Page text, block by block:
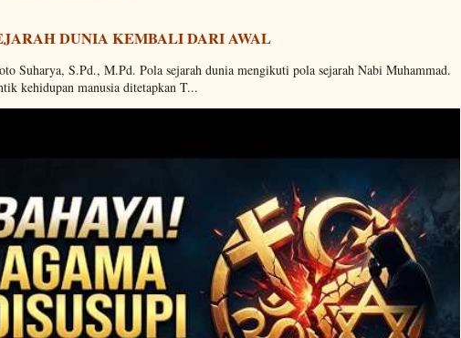
DUNIA KEMBALI DARI AWAL
Suharya, S.Pd., M.Pd. Pola sejarah dunia mengikuti pola sejarah Nabi Muhammad.
kehidupan manusia ditetapkan T...